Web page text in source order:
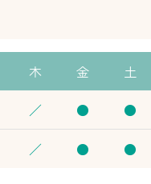
木 金 土
／ ● ●
／ ● ●